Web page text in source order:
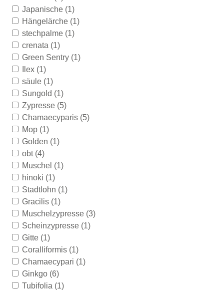
Japanische (1)
Hängelärche (1)
stechpalme (1)
crenata (1)
Green Sentry (1)
Ilex (1)
säule (1)
Sungold (1)
Zypresse (5)
Chamaecyparis (5)
Mop (1)
Golden (1)
obt (4)
Muschel (1)
hinoki (1)
Stadtlohn (1)
Gracilis (1)
Muschelzypresse (3)
Scheinzypresse (1)
Gitte (1)
Coralliformis (1)
Chamaecypari (1)
Ginkgo (6)
Tubifolia (1)